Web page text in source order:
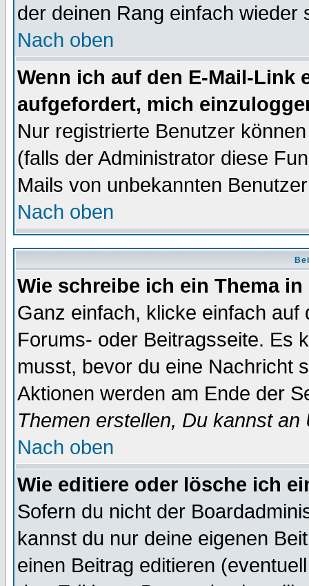
der deinen Rang einfach wieder
Nach oben
Wenn ich auf den E-Mail-Link
aufgefordert, mich
Nur registrierte Benutzer
(falls der Administrator diese
Mails von unbekannten
Nach oben
Wie schreibe ich ein Thema
Ganz einfach, klicke einfach
Forums- oder Beitragsseite. Es
musst, bevor du eine Nachricht
Aktionen werden am Ende der
Themen erstellen, Du kannst
Nach oben
Wie editiere oder lösche ich
Sofern du nicht der
kannst du nur deine eigenen
einen Beitrag editieren